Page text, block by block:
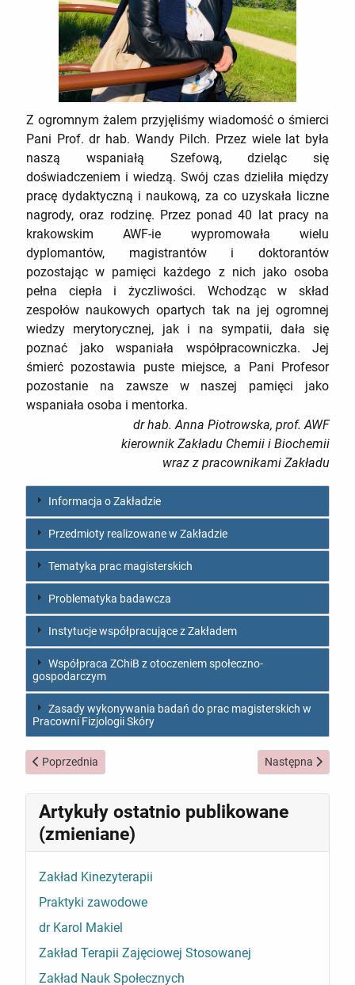
Z ogromnym żalem przyjęliśmy wiadomość o śmierci
Pani Prof. dr hab. Wandy Pilch. Przez wiele lat była
naszą wspaniałą Szefową, dzieląc się
doświadczeniem i wiedzą. Swój czas dzieliła między
pracę dydaktyczną i naukową, za co uzyskała liczne
nagrody, oraz rodzinę. Przez ponad 40 lat pracy na
krakowskim AWF-ie wypromowała wielu
dyplomantów, magistrantów i doktorantów
pozostając w pamięci każdego z nich jako osoba
pełna ciepła i życzliwości. Wchodząc w skład
zespołów naukowych opartych tak na jej ogromnej
wiedzy merytorycznej, jak i na sympatii, dała się
poznać jako wspaniała współpracowniczka. Jej
śmierć pozostawia puste miejsce, a Pani Profesor
pozostanie na zawsze w naszej pamięci jako
wspaniała osoba i mentorka.
dr hab. Anna Piotrowska, prof. AWF
kierownik Zakładu Chemii i Biochemii
wraz z pracownikami Zakładu
Informacja o Zakładzie
Przedmioty realizowane w Zakładzie
Tematyka prac magisterskich
Problematyka badawcza
Instytucje współpracujące z Zakładem
Współpraca ZChiB z otoczeniem społeczno-
gospodarczym
Zasady wykonywania badań do prac magisterskich w
Pracowni Fizjologii Skóry
Poprzednia strona: Zakład Anatomii
Poprzednia Następna strona:
Następna
Artykuły ostatnio publikowane
(zmieniane)
Zakład Kinezyterapii
Praktyki zawodowe
dr Karol Makiel
Zakład Terapii Zajęciowej Stosowanej
Zakład Nauk Społecznych